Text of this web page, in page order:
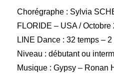
Chorégraphe : Sylvia
FLORIDE – USA / Octobre
LINE Dance : 32 temps – 2
Niveau : débutant ou
Musique : Gypsy – Ronan